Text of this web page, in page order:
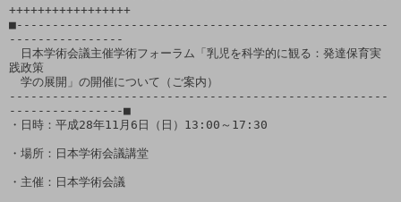
+++++++++++++++++
■----------------------------------------------------
----------------
日本学術会議主催学術フォーラム「乳児を科学的に観る：発達保育実
践政策
学の展開」の開催について（ご案内）
-----------------------------------------------------
----------------■
・日時：平成28年11月6日（日）13:00～17:30
・場所：日本学術会議講堂
・主催：日本学術会議